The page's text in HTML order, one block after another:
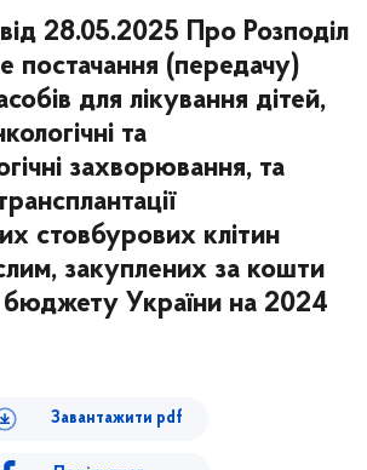
28.05.2025 Про Розподіл
постачання (передачу)
для лікування дітей,
та
захворювання, та
стовбурових клітин
закуплених за кошти
України на 2024
Завантажити pdf